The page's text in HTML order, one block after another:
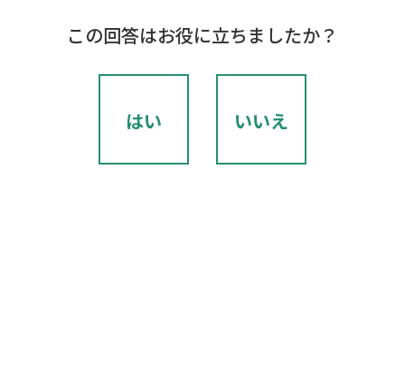
この回答はお役に立ちましたか？
はい いいえ